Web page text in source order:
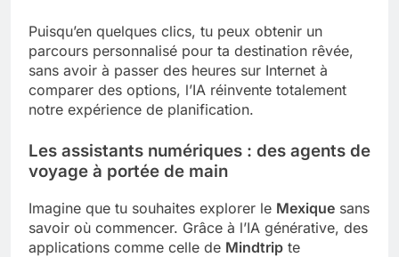
Puisqu’en quelques clics, tu peux obtenir un
parcours personnalisé pour ta destination rêvée,
sans avoir à passer des heures sur Internet à
comparer des options, l’IA réinvente totalement
notre expérience de planification.
Les assistants numériques : des agents de
voyage à portée de main
Imagine que tu souhaites explorer le Mexique sans
savoir où commencer. Grâce à l’IA générative, des
applications comme celle de Mindtrip te